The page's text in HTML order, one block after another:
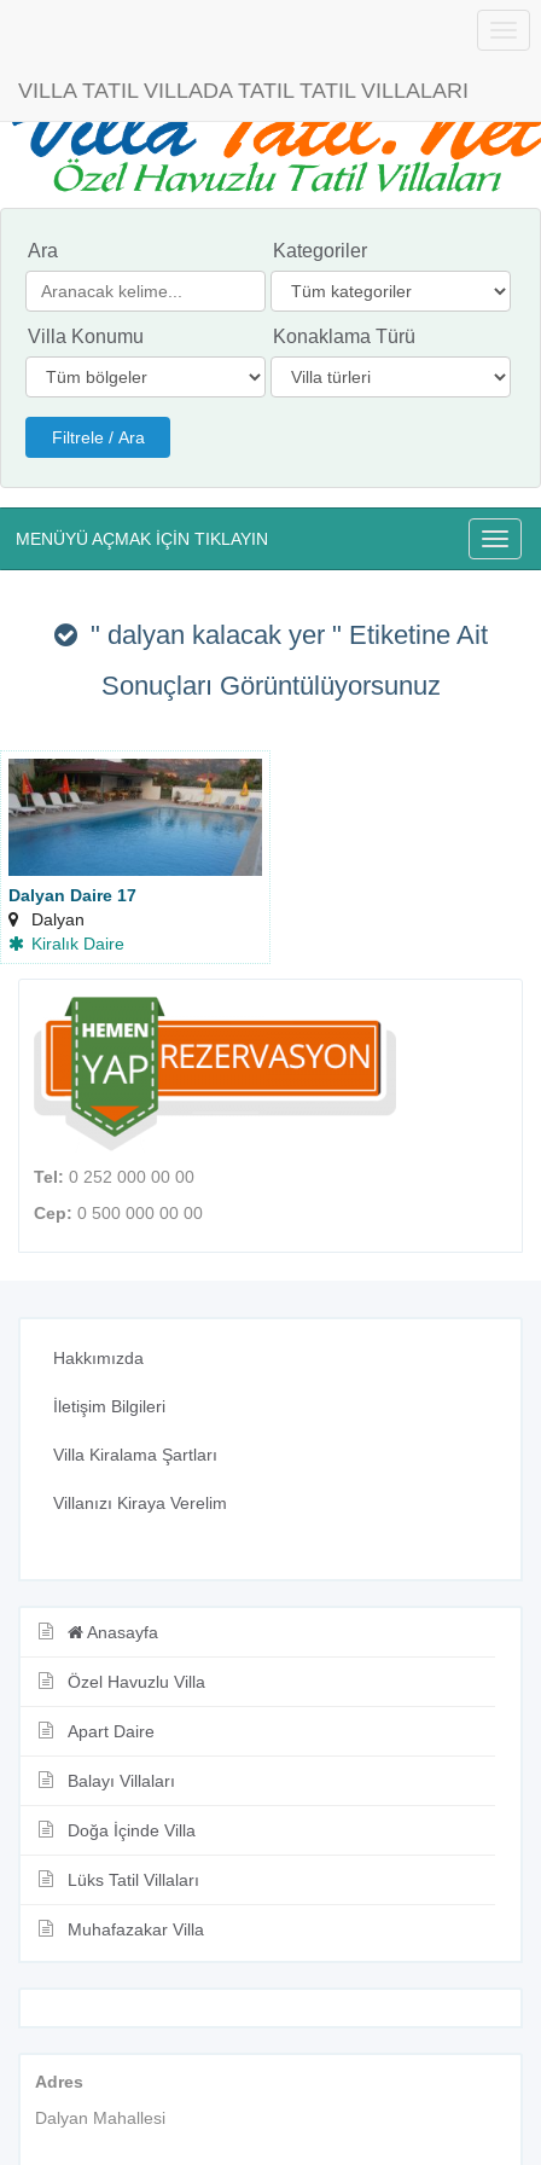
VILLA TATIL VILLADA TATIL TATIL VILLALARI
Ara Kategoriler
Villa Konumu Konaklama Türü
MENÜYÜ AÇMAK İÇİN TIKLAYIN
" dalyan kalacak yer " Etiketine Ait
Sonuçları Görüntülüyorsunuz
Dalyan Daire 17
Dalyan
Kiralık Daire
Tel: 0 252 000 00 00
Cep: 0 500 000 00 00
Hakkımızda
İletişim Bilgileri
Villa Kiralama Şartları
Villanızı Kiraya Verelim
Anasayfa
Özel Havuzlu Villa
Apart Daire
Balayı Villaları
Doğa İçinde Villa
Lüks Tatil Villaları
Muhafazakar Villa
Adres
Dalyan Mahallesi